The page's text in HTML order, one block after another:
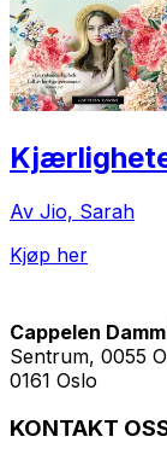
Av Jio, Sarah
Kjøp her
Cappelen Damm
Sentrum, 0055
0161 Oslo
KONTAKT